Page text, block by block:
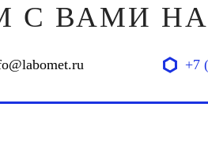
С ВАМИ
+7